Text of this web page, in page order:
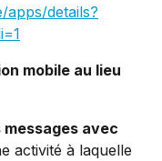
apps/details?
mobile au lieu
avec
activité à laquelle